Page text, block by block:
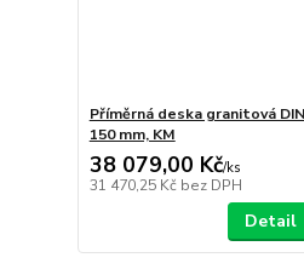
Příměrná deska granitová
150 mm, KM
38 079,00 Kč/ks
31 470,25 Kč bez DPH
Detail